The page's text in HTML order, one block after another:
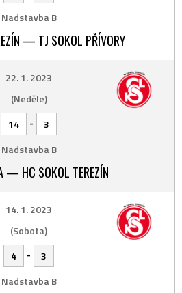
Nadstavba B
— TJ SOKOL PŘÍVORY
22. 1. 2023
(Neděle)
14
-
3
Nadstavba B
— HC SOKOL TEREZÍN
14. 1. 2023
(Sobota)
4
-
3
Nadstavba B